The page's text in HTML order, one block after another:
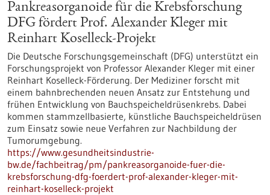
Pankreasorganoide für die Krebsforschung
DFG fördert Prof. Alexander Kleger mit
Reinhart Koselleck-Projekt
Die Deutsche Forschungsgemeinschaft (DFG) unterstützt ein
Forschungsprojekt von Professor Alexander Kleger mit einer
Reinhart Koselleck-Förderung. Der Mediziner forscht mit
einem bahnbrechenden neuen Ansatz zur Entstehung und
frühen Entwicklung von Bauchspeicheldrüsenkrebs. Dabei
kommen stammzellbasierte, künstliche Bauchspeicheldrüsen
zum Einsatz sowie neue Verfahren zur Nachbildung der
Tumorumgebung.
https://www.gesundheitsindustrie-
bw.de/fachbeitrag/pm/pankreasorganoide-fuer-die-
krebsforschung-dfg-foerdert-prof-alexander-kleger-mit-
reinhart-koselleck-projekt